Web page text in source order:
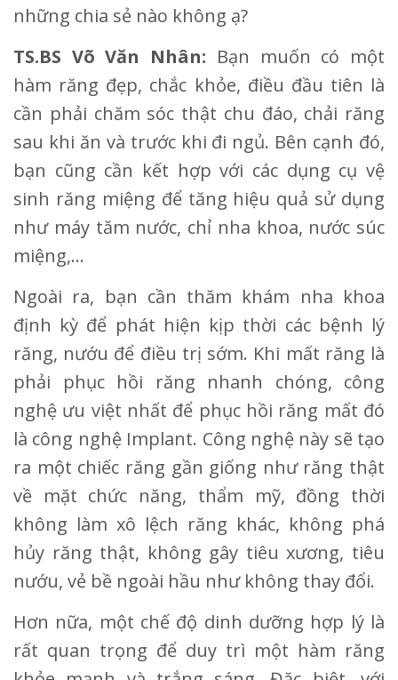
những chia sẻ nào không ạ?
TS.BS Võ Văn Nhân: Bạn muốn có một
hàm răng đẹp, chắc khỏe, điều đầu tiên là
cần phải chăm sóc thật chu đáo, chải răng
sau khi ăn và trước khi đi ngủ. Bên cạnh đó,
bạn cũng cần kết hợp với các dụng cụ vệ
sinh răng miệng để tăng hiệu quả sử dụng
như máy tăm nước, chỉ nha khoa, nước súc
miệng,...
Ngoài ra, bạn cần thăm khám nha khoa
định kỳ để phát hiện kịp thời các bệnh lý
răng, nướu để điều trị sớm. Khi mất răng là
phải phục hồi răng nhanh chóng, công
nghệ ưu việt nhất để phục hồi răng mất đó
là công nghệ Implant. Công nghệ này sẽ tạo
ra một chiếc răng gần giống như răng thật
về mặt chức năng, thẩm mỹ, đồng thời
không làm xô lệch răng khác, không phá
hủy răng thật, không gây tiêu xương, tiêu
nướu, vẻ bề ngoài hầu như không thay đổi.
Hơn nữa, một chế độ dinh dưỡng hợp lý là
rất quan trọng để duy trì một hàm răng